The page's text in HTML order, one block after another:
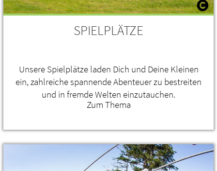
SPIELPLÄTZE
Unsere Spielplätze laden Dich und Deine Kleinen
ein, zahlreiche spannende Abenteuer zu bestreiten
und in fremde Welten einzutauchen.
Zum Thema